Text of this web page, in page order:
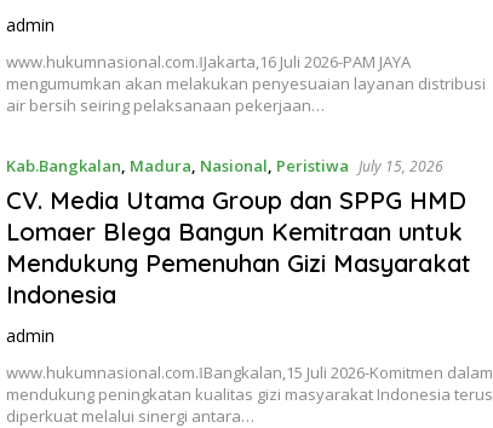
admin
www.hukumnasional.com.ǁJakarta,16 Juli 2026-PAM JAYA
mengumumkan akan melakukan penyesuaian layanan distribusi
air bersih seiring pelaksanaan pekerjaan…
Kab.Bangkalan, Madura, Nasional, Peristiwa July 15, 2026
CV. Media Utama Group dan SPPG HMD
Lomaer Blega Bangun Kemitraan untuk
Mendukung Pemenuhan Gizi Masyarakat
Indonesia
admin
www.hukumnasional.com.ǁBangkalan,15 Juli 2026-Komitmen dalam
mendukung peningkatan kualitas gizi masyarakat Indonesia terus
diperkuat melalui sinergi antara…